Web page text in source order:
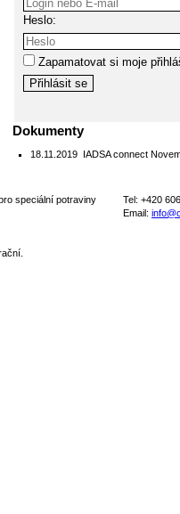
Heslo:
Zapamatovat si moje
Dokumenty
18.11.2019 IADSA connect
speciální potraviny
Tel: +420
Email: